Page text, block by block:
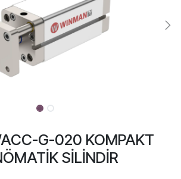
G-020 KOMPAKT
SİLİNDİR